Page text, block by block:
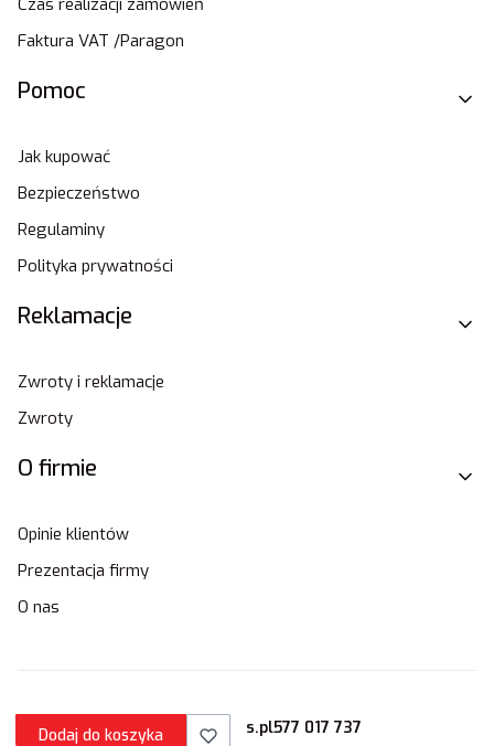
Czas realizacji zamówień
Faktura VAT /Paragon
Pomoc
Jak kupować
Bezpieczeństwo
Regulaminy
Polityka prywatności
Reklamacje
Zwroty i reklamacje
Zwroty
O firmie
Opinie klientów
Prezentacja firmy
O nas
sklep@stamats.pl577 017 737
Dodaj do koszyka